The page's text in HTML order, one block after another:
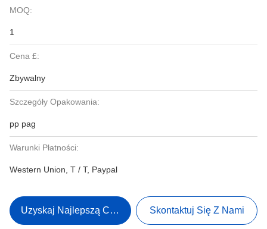
MOQ:
1
Cena £:
Zbywalny
Szczegóły Opakowania:
pp pag
Warunki Płatności:
Western Union, T / T, Paypal
Uzyskaj Najlepszą Cenę Skontaktuj Się Z Nami